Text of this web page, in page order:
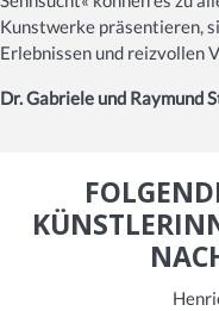
Kunstwerke präsentieren,
Erlebnissen und reizvollen
Dr. Gabriele und Raymund